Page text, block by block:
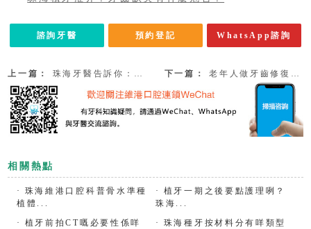
諮詢牙醫 預約登記 WhatsApp諮詢
上一篇： 珠海牙醫告訴你：後牙種植的護理措施有哪些呢？ 下一篇： 老年人做牙齒修復要注意什麽？
相關熱點
·
珠海維港口腔科普骨水準種
植體...
·
植牙一期之後要點護理咧？
珠海...
·
植牙前拍CT嘅必要性係咩
·
珠海種牙按材料分有咩類型